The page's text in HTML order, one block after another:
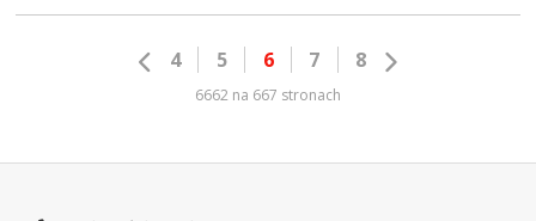
4 5 6 7 8
6662 na 667 stronach